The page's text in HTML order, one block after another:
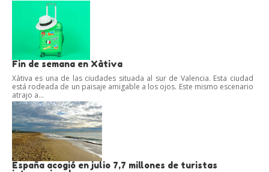
Fin de semana en Xàtiva
Xàtiva es una de las ciudades situada al sur de Valencia. Esta ciudad
está rodeada de un paisaje amigable a los ojos. Este mismo escenario
atrajo a...
España acogió en julio 7,7 millones de turistas